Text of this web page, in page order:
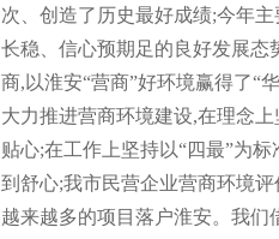
次、创造了历史最好成绩;今年
长稳、信心预期足的良好发展态
商,以淮安“营商”好环境赢得了“
大力推进营商环境建设,在理念
贴心;在工作上坚持以“四最”为
到舒心;我市民营企业营商环境
越来越多的项目落户淮安。我们